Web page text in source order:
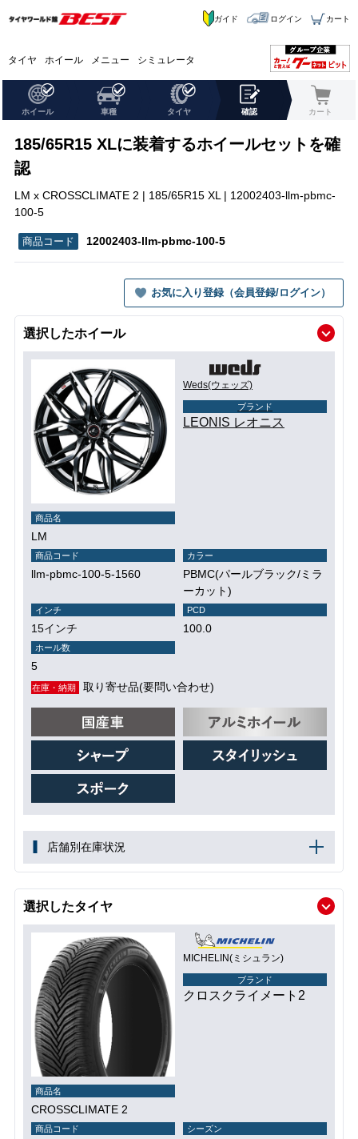
タイヤ ホイール メニュー シミュレータ
ガイド ログイン カート
ホイール 車種 タイヤ 確認 カート
185/65R15 XLに装着するホイールセットを確
認
LM x CROSSCLIMATE 2 | 185/65R15 XL | 12002403-llm-pbmc-
100-5
12002403-llm-pbmc-100-5
お気に入り登録（会員登録/ログイン）
選択したホイール
Weds(ウェッズ)
ブランド
LEONIS レオニス
商品名
LM
商品コード
llm-pbmc-100-5-1560
カラー
PBMC(パールブラック/ミラ
ーカット)
インチ
15インチ
PCD
100.0
ホール数
5
在庫・納期 取り寄せ品(要問い合わせ)
店舗別在庫状況
選択したタイヤ
MICHELIN(ミシュラン)
ブランド
クロスクライメート2
商品名
CROSSCLIMATE 2
商品コード シーズン